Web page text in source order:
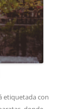
etiquetada con